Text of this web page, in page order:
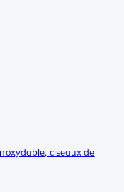
ciseaux de